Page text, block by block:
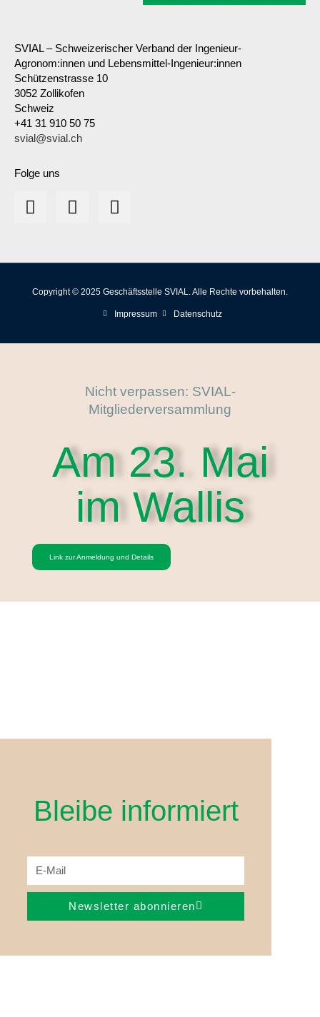
SVIAL – Schweizerischer Verband der Ingenieur-
Agronom:innen und Lebensmittel-Ingenieur:innen
Schützenstrasse 10
3052 Zollikofen
Schweiz
+41 31 910 50 75
svial@svial.ch
Folge uns
Copyright © 2025 Geschäftsstelle SVIAL. Alle Rechte vorbehalten.
Impressum Datenschutz
Nicht verpassen: SVIAL-
Mitgliederversammlung
Am 23. Mai
im Wallis
Link zur Anmeldung und Details
Bleibe informiert
Newsletter abonnieren